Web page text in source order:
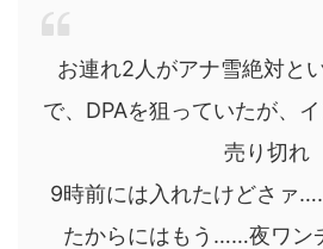
お連れ2人がアナ雪絶対と
で、DPAを狙っていたが、
売り切れ
9時前には入れたけどさァ
たからにはもう……夜ワ